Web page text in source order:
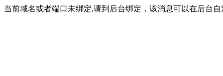
当前域名或者端口未绑定,请到后台绑定，该消息可以在后台自